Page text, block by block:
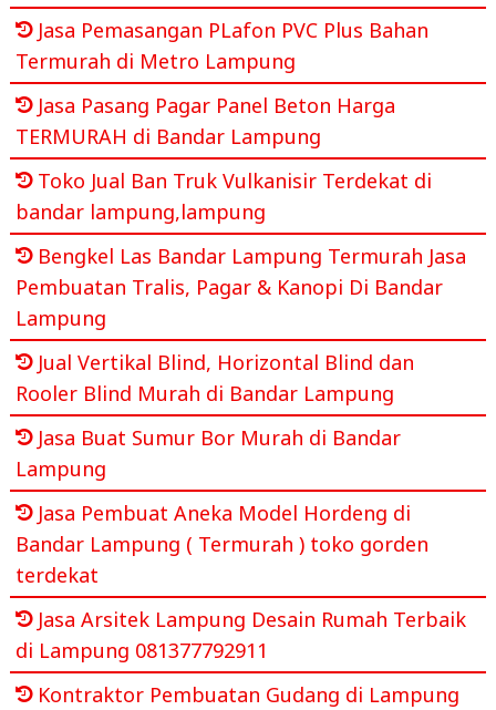
Jasa Pemasangan PLafon PVC Plus Bahan
Termurah di Metro Lampung
Jasa Pasang Pagar Panel Beton Harga
TERMURAH di Bandar Lampung
Toko Jual Ban Truk Vulkanisir Terdekat di
bandar lampung,lampung
Bengkel Las Bandar Lampung Termurah Jasa
Pembuatan Tralis, Pagar & Kanopi Di Bandar
Lampung
Jual Vertikal Blind, Horizontal Blind dan
Rooler Blind Murah di Bandar Lampung
Jasa Buat Sumur Bor Murah di Bandar
Lampung
Jasa Pembuat Aneka Model Hordeng di
Bandar Lampung ( Termurah ) toko gorden
terdekat
Jasa Arsitek Lampung Desain Rumah Terbaik
di Lampung 081377792911
Kontraktor Pembuatan Gudang di Lampung